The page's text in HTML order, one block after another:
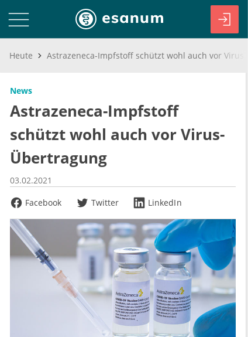
Heute
News
Astrazeneca-Impfstoff
schützt wohl auch vor Virus-
Übertragung
03.02.2021
Facebook
Twitter LinkedIn